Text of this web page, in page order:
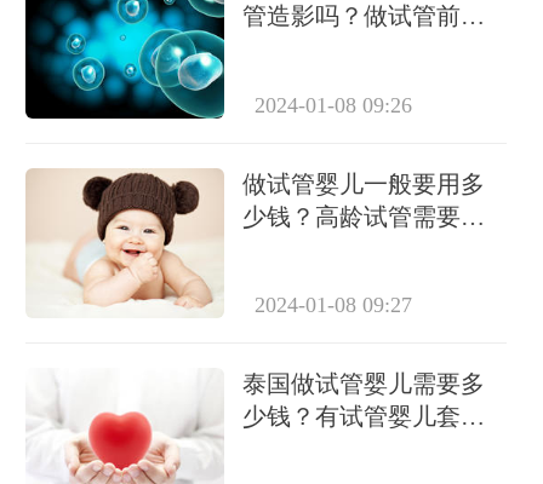
管造影吗？做试管前必
2024-01-08 09:26
做试管婴儿一般要用多
少钱？高龄试管需要做
2024-01-08 09:27
泰国做试管婴儿需要多
少钱？有试管婴儿套餐